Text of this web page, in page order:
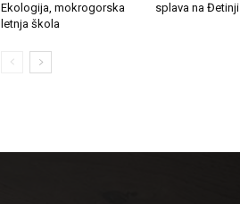
Ekologija, mokrogorska
letnja škola
splava na Đetinji